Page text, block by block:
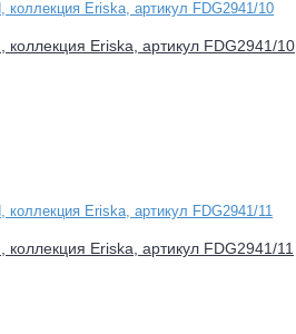
коллекция Eriska, артикул FDG2941/10
коллекция Eriska, артикул FDG2941/11